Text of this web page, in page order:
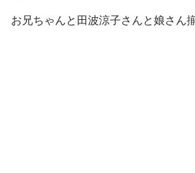
お兄ちゃんと田波涼子さんと娘さん